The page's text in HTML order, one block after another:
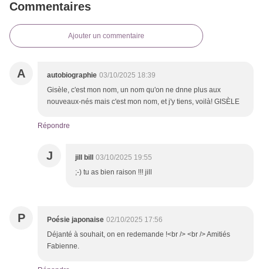
Commentaires
Ajouter un commentaire
A autobiographie 03/10/2025 18:39
Gisèle, c'est mon nom, un nom qu'on ne dnne plus aux
nouveaux-nés mais c'est mon nom, et j'y tiens, voilà! GISÈLE
Répondre
J jill bill
03/10/2025 19:55
;-) tu as bien raison !!! jill
P Poésie japonaise 02/10/2025 17:56
Déjanté à souhait, on en redemande !<br /> <br /> Amitiés
Fabienne.